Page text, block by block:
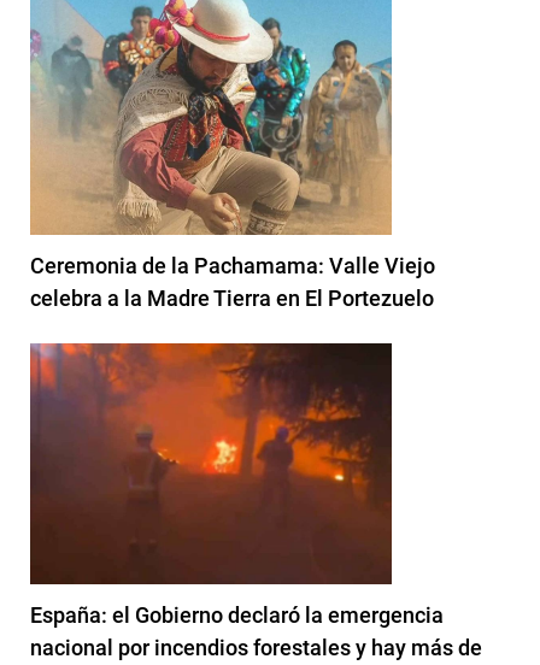
Ceremonia de la Pachamama: Valle Viejo
celebra a la Madre Tierra en El Portezuelo
España: el Gobierno declaró la emergencia
nacional por incendios forestales y hay más de